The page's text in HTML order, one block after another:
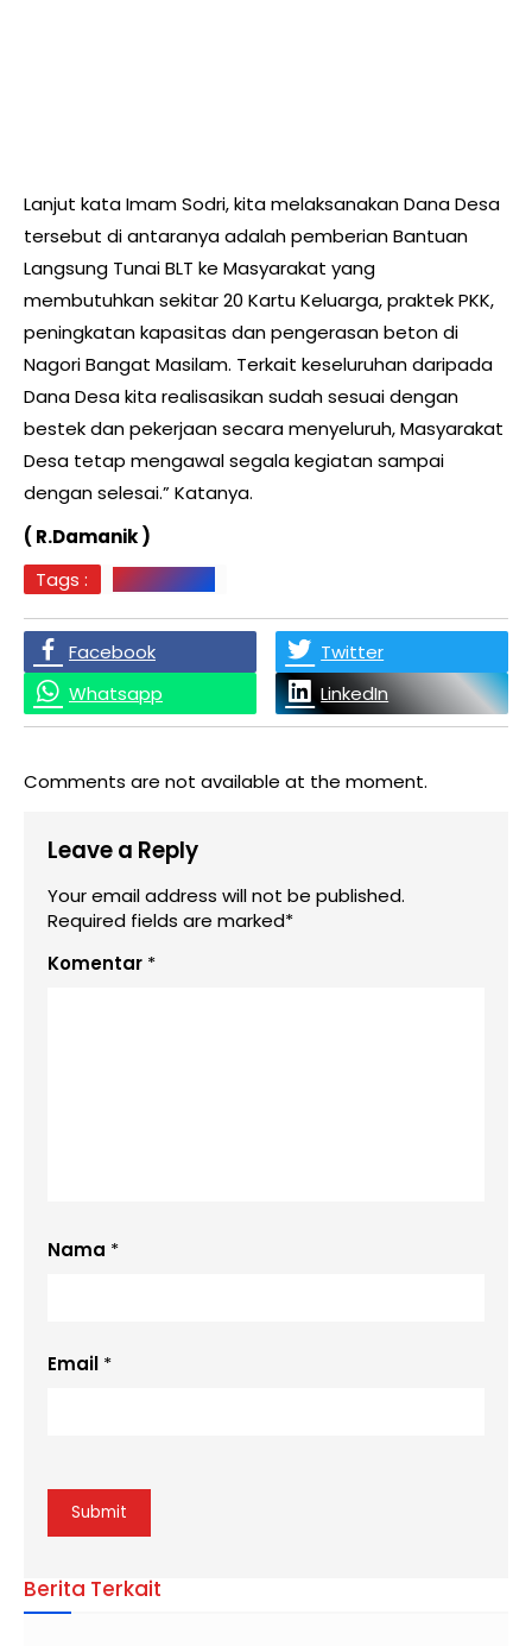
Lanjut kata Imam Sodri, kita melaksanakan Dana Desa
tersebut di antaranya adalah pemberian Bantuan
Langsung Tunai BLT ke Masyarakat yang
membutuhkan sekitar 20 Kartu Keluarga, praktek PKK,
peningkatan kapasitas dan pengerasan beton di
Nagori Bangat Masilam. Terkait keseluruhan daripada
Dana Desa kita realisasikan sudah sesuai dengan
bestek dan pekerjaan secara menyeluruh, Masyarakat
Desa tetap mengawal segala kegiatan sampai
dengan selesai.” Katanya.
( R.Damanik )
Tags :
Simalungun
Facebook
Twitter
Whatsapp
LinkedIn
Comments are not available at the moment.
Leave a Reply
Your email address will not be published.
Required fields are marked*
Komentar *
Nama *
Email *
Berita Terkait